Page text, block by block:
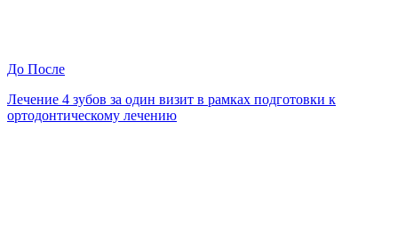
До После
Лечение 4 зубов за один визит в рамках подготовки к
ортодонтическому лечению